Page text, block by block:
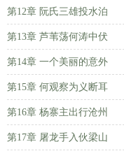
第12章 阮氏三雄投水泊
第13章 芦苇荡何涛中伏
第14章 一个美丽的意外
第15章 何观察为义断耳
第16章 杨寨主出行沧州
第17章 屠龙手入伙梁山